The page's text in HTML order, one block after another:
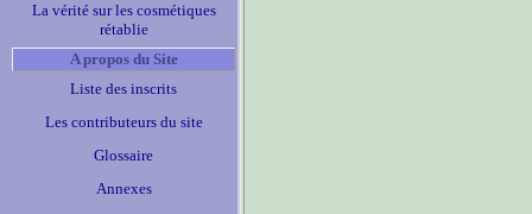
La vérité sur les cosmétiques
rétablie
A propos du Site
Liste des inscrits
Les contributeurs du site
Glossaire
Annexes